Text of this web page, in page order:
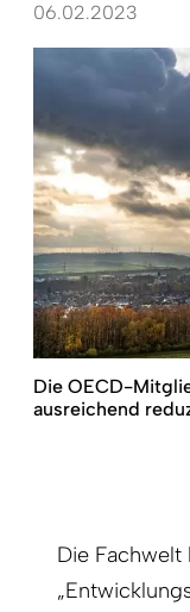
06.02.2023
Die OECD-
ausreichend
Die